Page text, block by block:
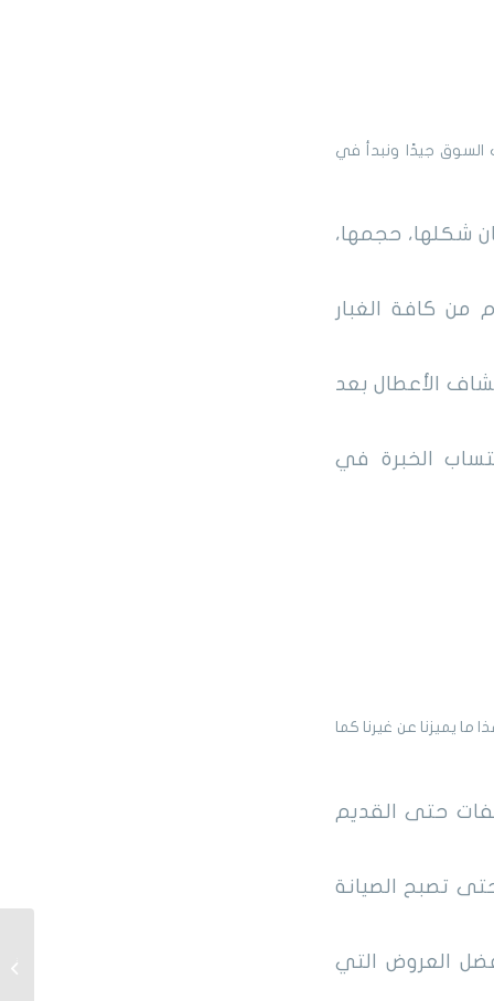
السوق جيدًا ونبدأ في
شكلها، حجمها،
كافة الغبار
الأعطال بعد
الخبرة في
ما يميزنا عن غيرنا كما
حتى القديم
تصبح الصيانة
بل وأفضل العروض التي